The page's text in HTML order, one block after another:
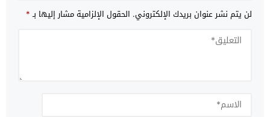
لن يتم نشر عنوان بريدك الإلكتروني. الحقول الإلزامية مشار إليها بـ*